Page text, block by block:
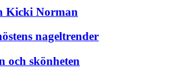
Kicki Norman
nageltrender
och skönheten